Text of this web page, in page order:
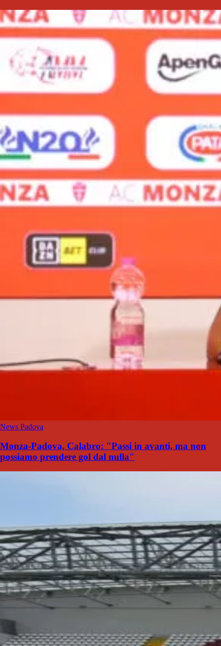
News Padova
Monza-Padova, Calabro: "Passi in avanti, ma non
possiamo prendere gol dal nulla"